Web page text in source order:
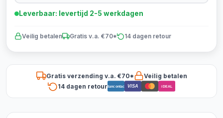
Leverbaar: levertijd 2-5 werkdagen
Veilig betalen Gratis v.a. €70* 14 dagen retour
Gratis verzending v.a. €70*
Veilig betalen
14 dagen retourBancontact VISA iDEAL